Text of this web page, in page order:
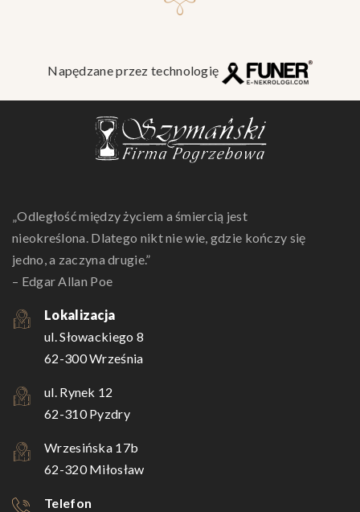
Napędzane przez technologię
„Odległość między życiem a śmiercią jest
nieokreślona. Dlatego nikt nie wie, gdzie kończy się
jedno, a zaczyna drugie.”
– Edgar Allan Poe
Lokalizacja
ul. Słowackiego 8
62-300 Września
ul. Rynek 12
62-310 Pyzdry
Wrzesińska 17b
62-320 Miłosław
Telefon